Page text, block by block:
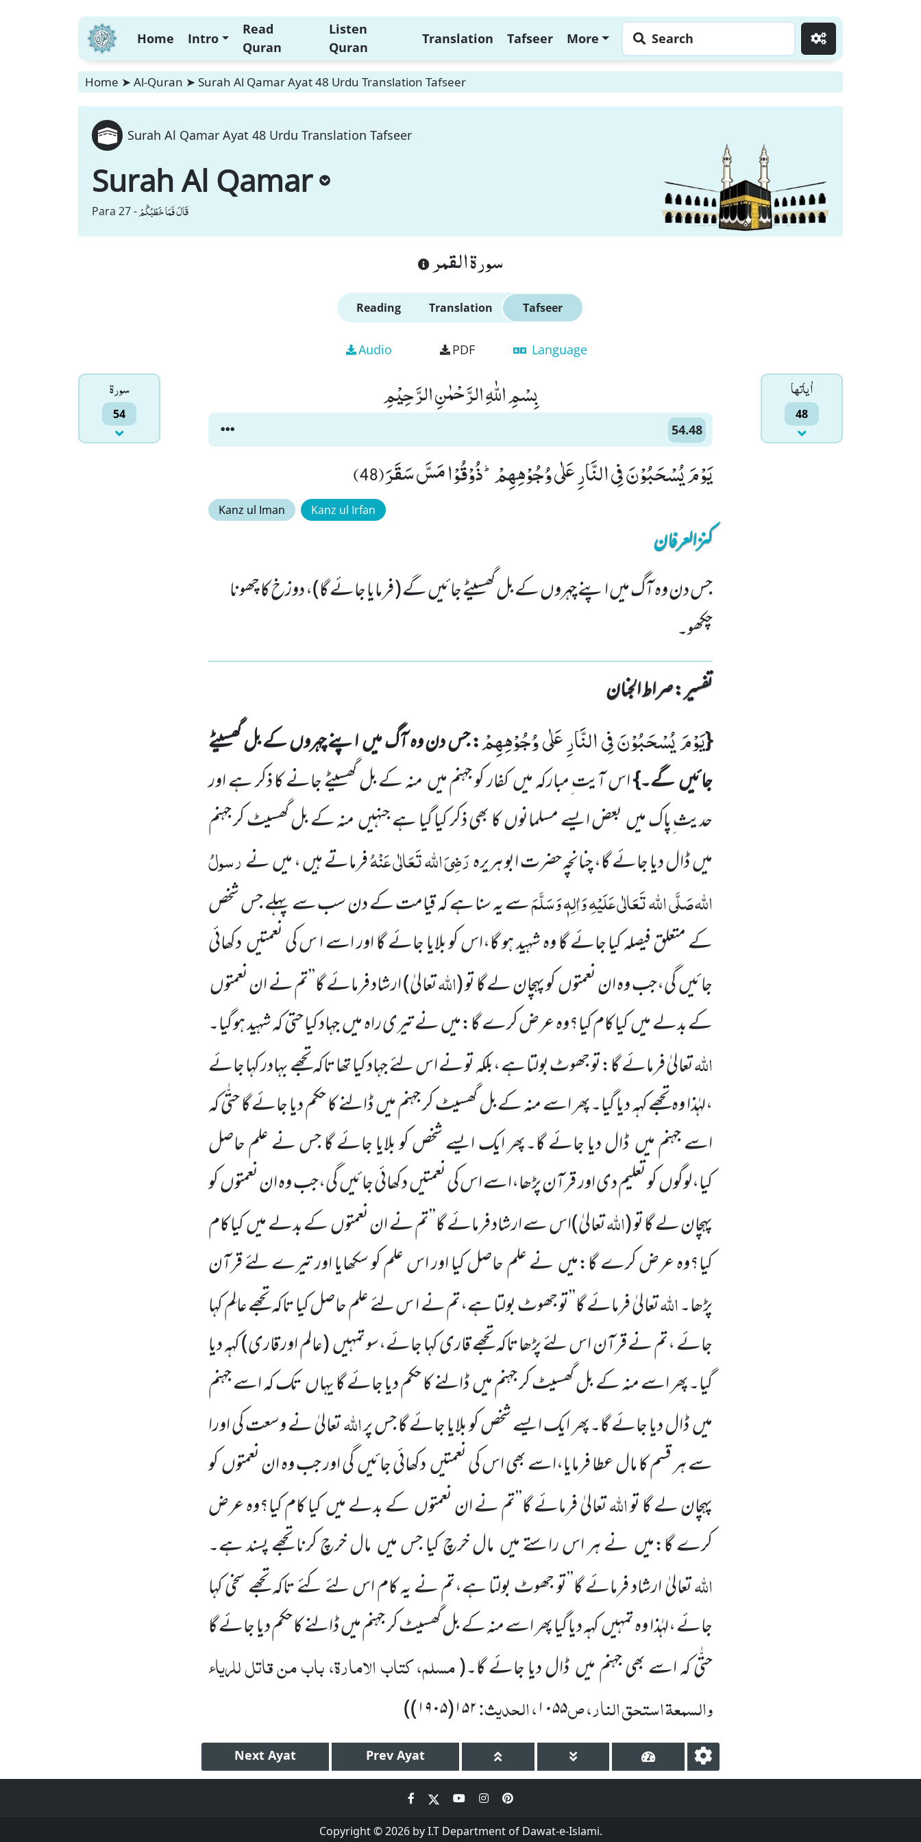
Home Intro
Read
Quran
Listen
Quran
Translation Tafseer More Search
Home ➤ Al-Quran ➤ Surah Al Qamar Ayat 48 Urdu Translation Tafseer
Surah Al Qamar Ayat 48 Urdu Translation Tafseer
Surah Al Qamar
Para 27 -قَالَ فَمَا خَطْبُكُمْ
سورة القمر
Reading Translation Tafseer
Audio PDF Language
سورۃ
54
اٰياتها
48
بِسْمِ اللّٰهِ الرَّحْمٰنِ الرَّحِیْمِ
54.48
یَوْمَ یُسْحَبُوْنَ فِی النَّارِ عَلٰى وُجُوْهِهِمْؕ-ذُوْقُوْا مَسَّ سَقَرَ(48)
Kanz ul Iman Kanz ul Irfan
کنزالعرفان
جس دن وہ آگ میں اپنے چہروں کے بل گھسیٹے جائیں گے ( فرمایا جائے گا)، دوزخ کا چھونا
چکھو۔
تفسیر : ‎صراط الجنان
{یَوْمَ یُسْحَبُوْنَ فِی النَّارِ عَلٰى وُجُوْهِهِمْ:جس دن وہ آگ میںاپنے چہروں کے بل گھسیٹے
جائیںگے۔}اس آیت ِمبارکہ میںکفار کو جہنم میںمنہ کے بل گھسیٹے جانے کا ذکر ہے اور
حدیث ِپاک میںبعض ایسے مسلمانوںکا بھی ذکر کیا گیا ہے جنہیںمنہ کے بل گھسیٹ کر جہنم
میںڈال دیا جائے گا، چنانچہ حضرت ابو ہریرہرَضِیَ اللہ تَعَالٰی عَنْہُفرماتے ہیں ، میںنےرسولُ
اللہصَلَّی اللہ تَعَالٰی عَلَیْہِ وَاٰلِہٖ وَسَلَّمَسے یہسنا ہے کہ قیامت کے دن سب سے پہلے جس شخص
کے متعلقفیصلہ کیا جائے گا وہ شہید ہو گا،اس کو بلایا جائے گا اور اسے ا س کی نعمتیںدکھائی
جائیںگی،جب وہ ان نعمتوںکو پہچان لے گا تو(اللہتعالیٰ)ارشاد فرمائے گا’’تم نے ان نعمتوں
کے بدلے میںکیا کام کیا؟وہ عرض کرے گا:میںنے تیری راہ میںجہاد کیا حتی کہ شہید ہو گیا۔
اللہتعالیٰفرمائے گا:تو جھوٹ بولتا ہے ،بلکہ تو نے اس لئےجہاد کیاتھا تاکہ تجھے بہادر کہاجائے
،لہٰذا وہ تجھے کہہ دیا گیا۔پھر اسے منہ کے بل گھسیٹ کر جہنم میںڈالنے کا حکم دیا جائے گا حتّٰی کہ
اسے جہنم میںڈال دیا جائے گا۔پھر ایک ایسے شخص کو بلایا جائے گا جس نے علم حاصل
کیا،لوگوںکو تعلیم دی اور قرآن پڑھا،اسے اسکینعمتیںدکھائی جائیںگی،جب وہ ان نعمتوںکو
پہچان لے گا تو(اللہتعالیٰ)اس سے ارشاد فرمائے گا’’تمنے ان نعمتوںکے بدلے میںکیا کام
کیا؟وہ عرض کرے گا:میںنے علم حاصل کیا اور اس علم کو سکھایا اور تیرے لئے قرآن
پڑھا۔اللہتعالیٰ فرمائے گا’’تو جھوٹ بولتا ہے،تم نے ا س لئے علم حاصل کیا تاکہ تجھے عالِم کہا
جائے ،تم نے قرآن اس لئے پڑھا تاکہ تجھے قاری کہا جائے،سو تمہیں(عالم اور قاری)کہہ دیا
گیا۔پھر اسے منہ کے بل گھسیٹ کر جہنم میںڈالنے کا حکم دیا جائے گا یہاںتک کہ اسے جہنم
میںڈال دیا جائے گا۔پھر ایک ایسے شخص کو بلایا جائے گا جس پراللہتعالیٰ نے وسعت کیاورا
سے ہر قسم کا مال عطا فرمایا،اسے بھی اس کی نعمتیںدکھائی جائیںگی اور جبوہ ان نعمتوںکو
پہچان لے گا تواللہتعالیٰ فرمائے گا’’تم نے ان نعمتوںکے بدلے میںکیا کام کیا؟وہ عرض
کرے گا:میں نے ہر اس راستے میں مال خرچ کیا جس میں مال خرچکرنا تجھے پسندہے۔
اللہتعالیٰارشاد فرمائے گا’’تو جھوٹ بولتا ہے،تم نے یہ کام اس لئے کئے تاکہ تجھے سخیکہا
جائے ،لہٰذا وہ تمہیںکہہ دیا گیا پھر اسے منہ کے بل گھسیٹ کر جہنم میںڈالنے کا حکم دیا جائے گا
حتّٰی کہ اسے بھی جہنم میںڈال دیا جائے گا۔(مسلم، کتاب الامارۃ، باب من قاتل للریاء
والسمعۃ استحق النار، ص۱۰۵۵، الحدیث:۱۵۲(۱۹۰۵) )
Next Ayat Prev Ayat
Copyright © 2026 by I.T Department of Dawat-e-Islami.